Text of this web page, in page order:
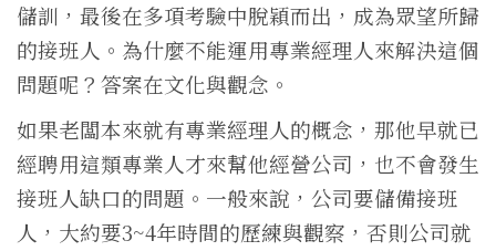
儲訓，最後在多項考驗中脫穎而出，成為眾望所歸
的接班人。為什麼不能運用專業經理人來解決這個
問題呢？答案在文化與觀念。
如果老闆本來就有專業經理人的概念，那他早就已
經聘用這類專業人才來幫他經營公司，也不會發生
接班人缺口的問題。一般來說，公司要儲備接班
人，大約要3~4年時間的歷練與觀察，否則公司就